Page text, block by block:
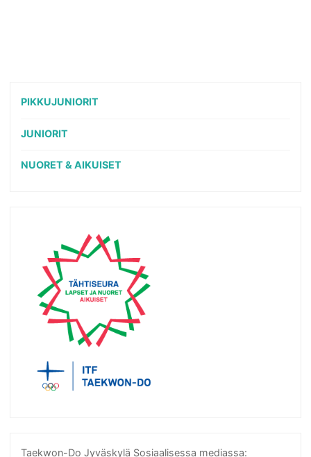
PIKKUJUNIORIT
JUNIORIT
NUORET & AIKUISET
Taekwon-Do Jyväskylä Sosiaalisessa mediassa: